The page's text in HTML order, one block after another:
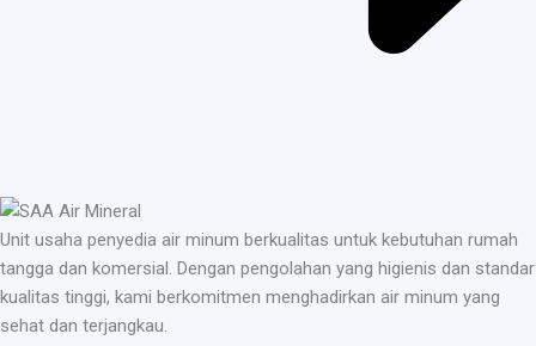
Unit usaha penyedia air minum berkualitas untuk kebutuhan rumah
tangga dan komersial. Dengan pengolahan yang higienis dan standar
kualitas tinggi, kami berkomitmen menghadirkan air minum yang
sehat dan terjangkau.